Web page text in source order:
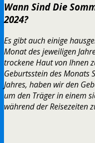
Wann Sind Die
2024?
Es gibt auch einige
Monat des jeweiligen
trockene Haut von Ihnen
Geburtsstein des Monats
Jahres, haben wir den
um den Träger in einem
während der Reisezeiten